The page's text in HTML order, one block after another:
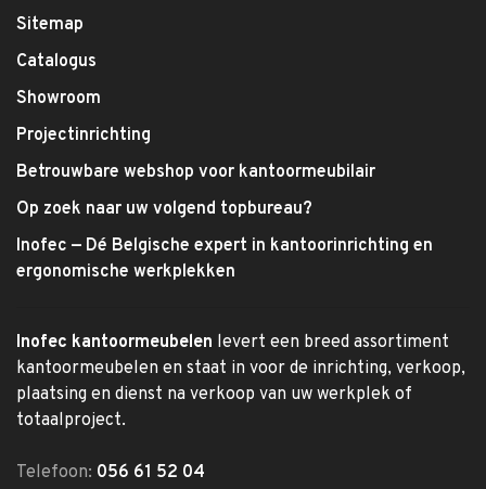
Sitemap
Catalogus
Showroom
Projectinrichting
Betrouwbare webshop voor kantoormeubilair
Op zoek naar uw volgend topbureau?
Inofec — Dé Belgische expert in kantoorinrichting en
ergonomische werkplekken
Inofec kantoormeubelen levert een breed assortiment
kantoormeubelen en staat in voor de inrichting, verkoop,
plaatsing en dienst na verkoop van uw werkplek of
totaalproject.
Telefoon: 056 61 52 04